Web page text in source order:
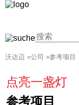
沃达迈 »公司 »参考项目
点亮一盏灯
参考项目